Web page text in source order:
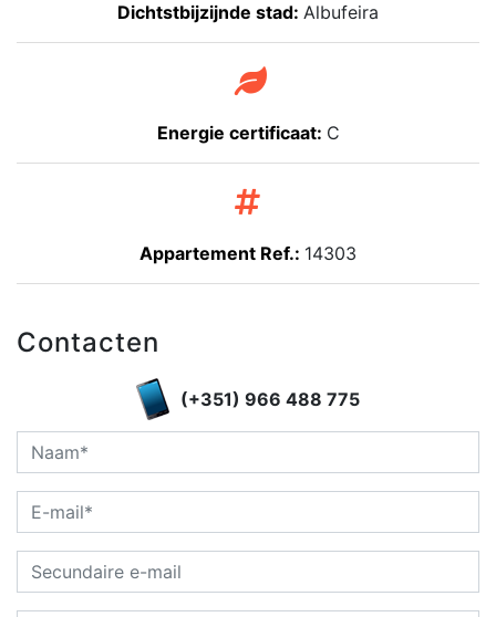
Dichtstbijzijnde stad: Albufeira
Energie certificaat: C
Appartement Ref.: 14303
Contacten
(+351) 966 488 775